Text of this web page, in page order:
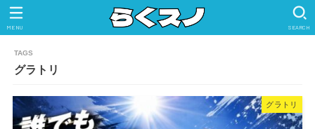
SEARCH
MENU
グラトリ
グラトリ